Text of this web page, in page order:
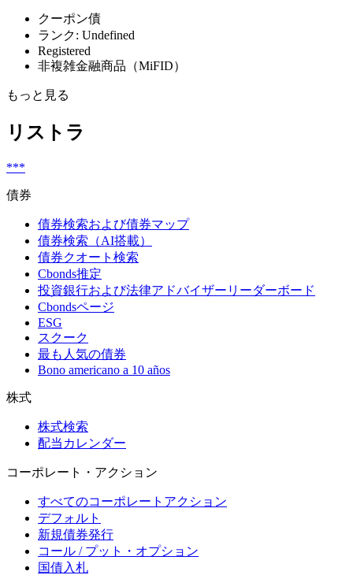
クーポン債
ランク: Undefined
Registered
非複雑金融商品（MiFID）
もっと見る
リストラ
***
債券
債券検索および債券マップ
債券検索（AI搭載）
債券クオート検索
Cbonds推定
投資銀行および法律アドバイザーリーダーボード
Cbondsページ
ESG
スクーク
最も人気の債券
Bono americano a 10 años
株式
株式検索
配当カレンダー
コーポレート・アクション
すべてのコーポレートアクション
デフォルト
新規債券発行
コール / プット・オプション
国債入札